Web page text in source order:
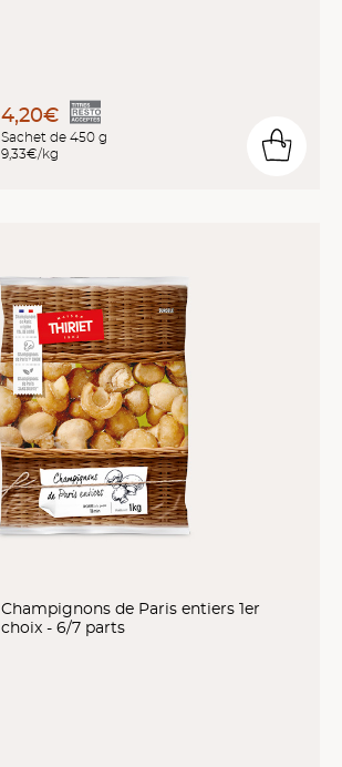
4,20€
Sachet de 450 g
9,33€/kg
Champignons de Paris entiers 1er
choix - 6/7 parts